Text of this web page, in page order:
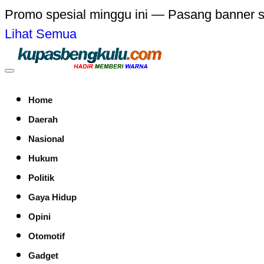
Promo spesial minggu ini — Pasang banner
Lihat Semua
Home
Daerah
Nasional
Hukum
Politik
Gaya Hidup
Opini
Otomotif
Gadget